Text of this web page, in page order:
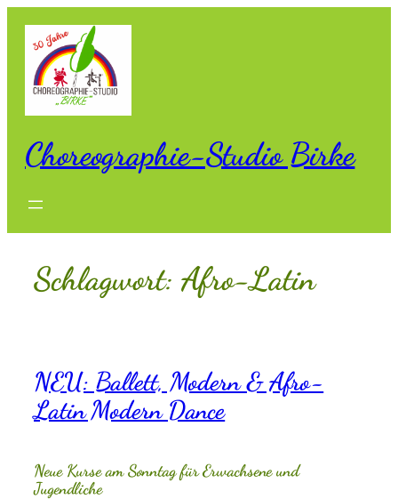
Inhalt
springen
Choreographie-Studio Birke
Schlagwort: Afro-Latin
NEU: Ballett, Modern & Afro-
Latin Modern Dance
Neue Kurse am Sonntag für Erwachsene und
Jugendliche